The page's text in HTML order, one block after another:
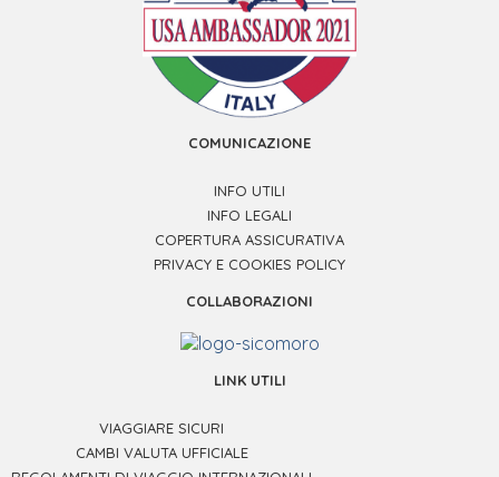
COMUNICAZIONE
INFO UTILI
INFO LEGALI
COPERTURA ASSICURATIVA
PRIVACY E COOKIES POLICY
COLLABORAZIONI
LINK UTILI
VIAGGIARE SICURI
CAMBI VALUTA UFFICIALE